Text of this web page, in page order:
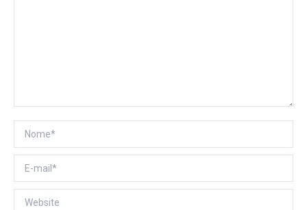
Nome *
E-mail *
Website